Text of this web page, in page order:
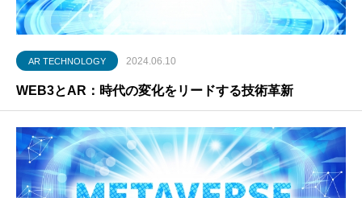
AR TECHNOLOGY 2024.06.10
WEB3とAR：時代の変化をリードする技術革新